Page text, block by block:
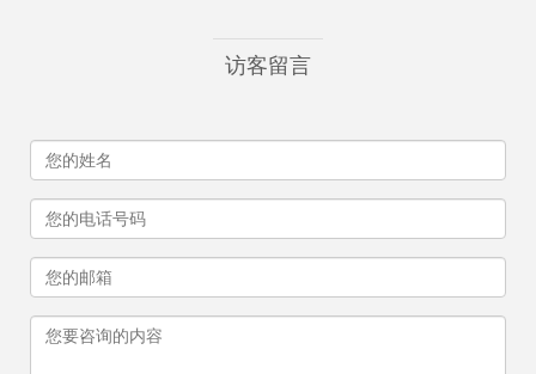
访客留言